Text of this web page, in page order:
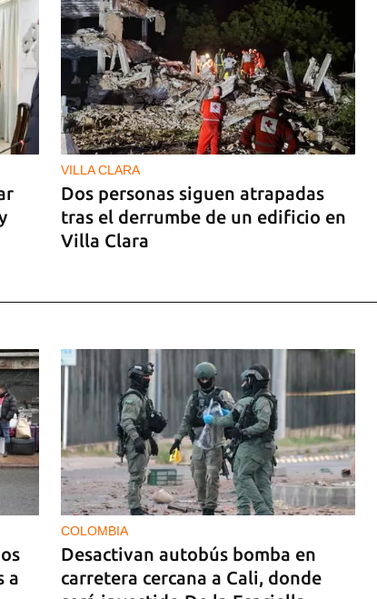
VILLA CLARA
Dos personas siguen atrapadas
tras el derrumbe de un edificio en
Villa Clara
a
COLOMBIA
Desactivan autobús bomba en
carretera cercana a Cali, donde